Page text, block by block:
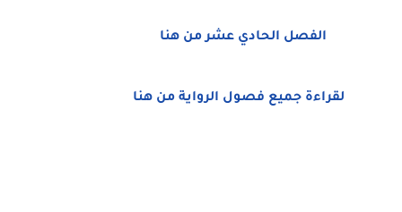
الفصل الحادي عشر من هنا
لقراءة جميع فصول الرواية من هنا